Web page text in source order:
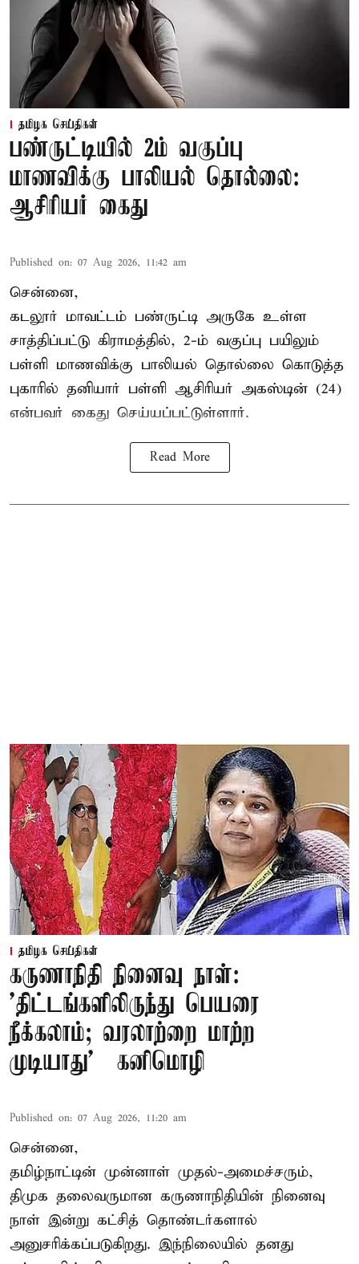
தமிழக செய்திகள்
பண்ருட்டியில் 2ம் வகுப்பு
மாணவிக்கு பாலியல் தொல்லை:
ஆசிரியர் கைது
Published on: 07 Aug 2026, 11:42 am
சென்னை,
கடலூர் மாவட்டம் பண்ருட்டி அருகே உள்ள
சாத்திப்பட்டு கிராமத்தில், 2-ம் வகுப்பு பயிலும்
பள்ளி மாணவிக்கு பாலியல் தொல்லை கொடுத்த
புகாரில் தனியார் பள்ளி ஆசிரியர் அகஸ்டின் (24)
என்பவர் கைது செய்யப்பட்டுள்ளார்.
Read More
தமிழக செய்திகள்
கருணாநிதி நினைவு நாள்:
'திட்டங்களிலிருந்து பெயரை
நீக்கலாம்; வரலாற்றை மாற்ற
முடியாது' – கனிமொழி
Published on: 07 Aug 2026, 11:20 am
சென்னை,
தமிழ்நாட்டின் முன்னாள் முதல்-அமைச்சரும்,
திமுக தலைவருமான கருணாநிதியின் நினைவு
நாள் இன்று கட்சித் தொண்டர்களால்
அனுசரிக்கப்படுகிறது. இந்நிலையில் தனது